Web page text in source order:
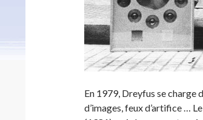
En 1979, Dreyfus se charge
d’images, feux d’artifice …